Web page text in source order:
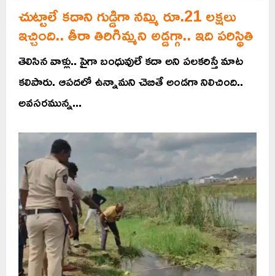
చుట్టాలే కదాని గుడ్డిగా నమ్మి రూ.21 లక్షలు
ఇచ్చింది.. తీరా తిరిగిమ్మని అడ్డగ్గా.. ఇది పరిస్థితి
తెలిసిన వాళ్లు.. పైగా బంధువులే కదా అని పలకరిస్తే మాట
కలిపారు. ఆపదలో ఉన్నామని చెబితే అండగా నిలిచింది..
అవసరమున్న...